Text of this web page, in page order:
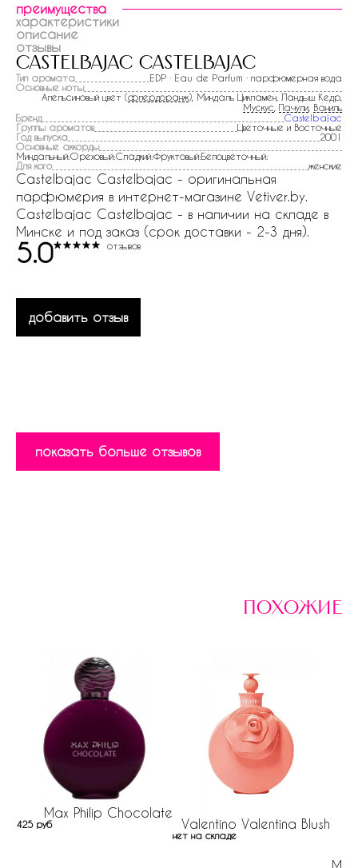
преимущества
характеристики
описание
отзывы
castelbajac castelbajac
Тип аромата
EDP · Eau de Parfum · парфюмерная вода
Основные ноты
Апельсиновый цвет (флердоранж), Миндаль Цикламен, Ландыш Кедр,
Мускус Пачули Ваниль
Бренд
Castelbajac
Группы ароматов
Цветочные и Восточные
Год выпуска
2001
Основные аккорды
Миндальный:Ореховый:Сладкий:Фруктовый:Белоцветочный:
Для кого
женские
Castelbajac Castelbajac - оригинальная
парфюмерия в интернет-магазине Vetiver.by.
Castelbajac Castelbajac - в наличии на складе в
Минске и под заказ (срок доставки - 2-3 дня).
5.0 отзывов
добавить отзыв
показать больше отзывов
похожие
Max Philip Chocolate
425 руб Valentino Valentina Blush
нет на складе